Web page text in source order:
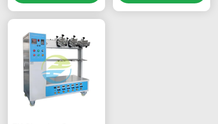
électrique
d'appareils.